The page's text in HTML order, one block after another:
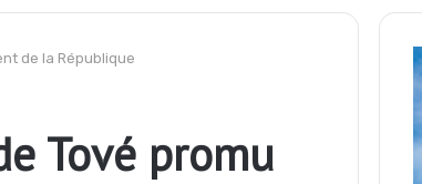
de la République
Tové promu